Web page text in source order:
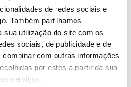
de redes sociais e
Também partilhamos
sua utilização do site com os
sociais, de publicidade e de
combinar com outras informações
por estes a partir da sua
serviços.